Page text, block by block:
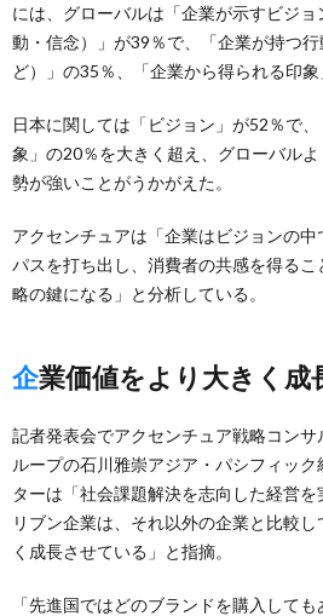
には、グローバルは「企業が示すビジ
動・信念）」が39％で、「企業が持つ
ど）」の35％、「企業から得られる印象
日本に関しては「ビジョン」が52％で
象」の20％を大きく超え、グローバル
勢が強いことがうかがえた。
アクセンチュアは「企業はビジョンの
パスを打ち出し、消費者の共感を得る
略の鍵になる」と分析している。
企業価値をより大きく
記者発表会でアクセンチュア戦略コン
ループの石川雅崇アジア・パシフィッ
ターは「社会課題解決を志向した経営
リブン企業は、それ以外の企業と比較
く成長させている」と指摘。
「先進国ではどのブランドを購入して